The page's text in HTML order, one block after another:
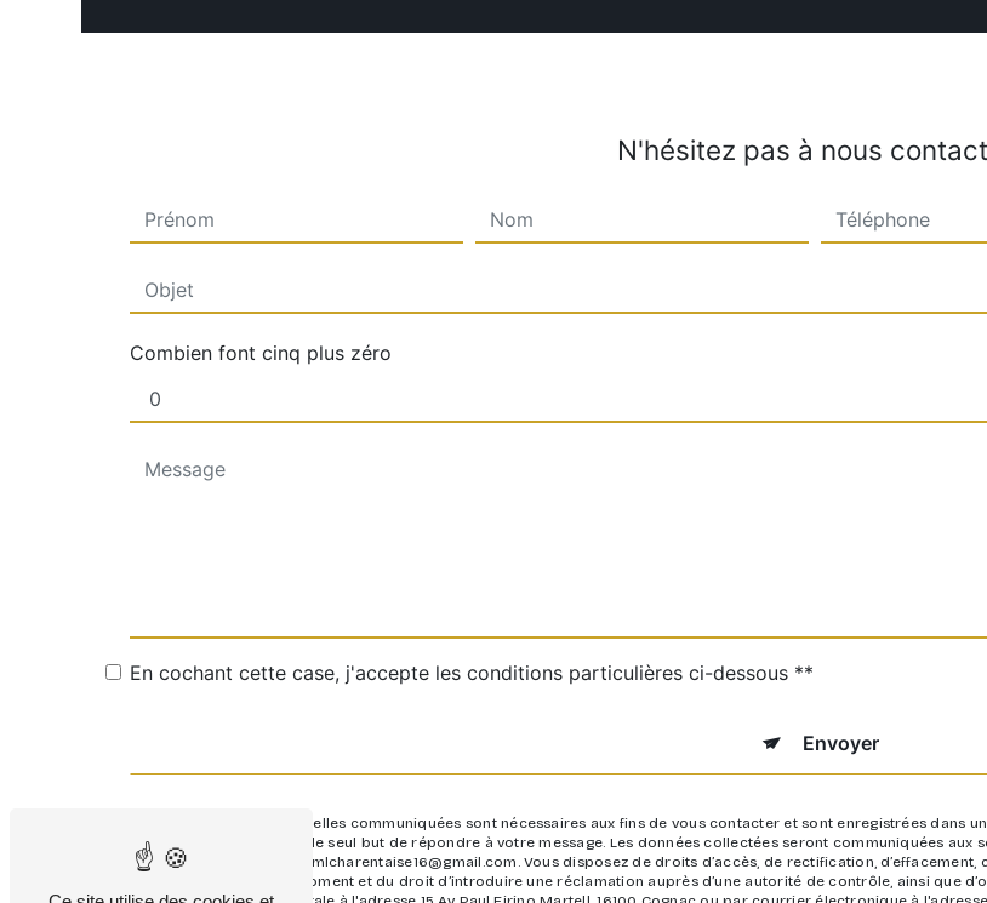
N'hésitez pas à nous
Combien font cinq plus zéro
En cochant cette case, j'accepte les conditions particulières ci-dessous **
Envoyer
** Les données personnelles communiquées sont nécessaires aux fins de vous contacter et sont enregistrées dans
ses sous-traitants dans le seul but de répondre à votre message. Les données collectées seront communiquées aux
Martell, 16100 Cognac amlcharentaise16@gmail.com. Vous disposez de droits d’accès, de rectification,
consentement à tout moment et du droit d’introduire une réclamation auprès d’une autorité de contrôle, ainsi que